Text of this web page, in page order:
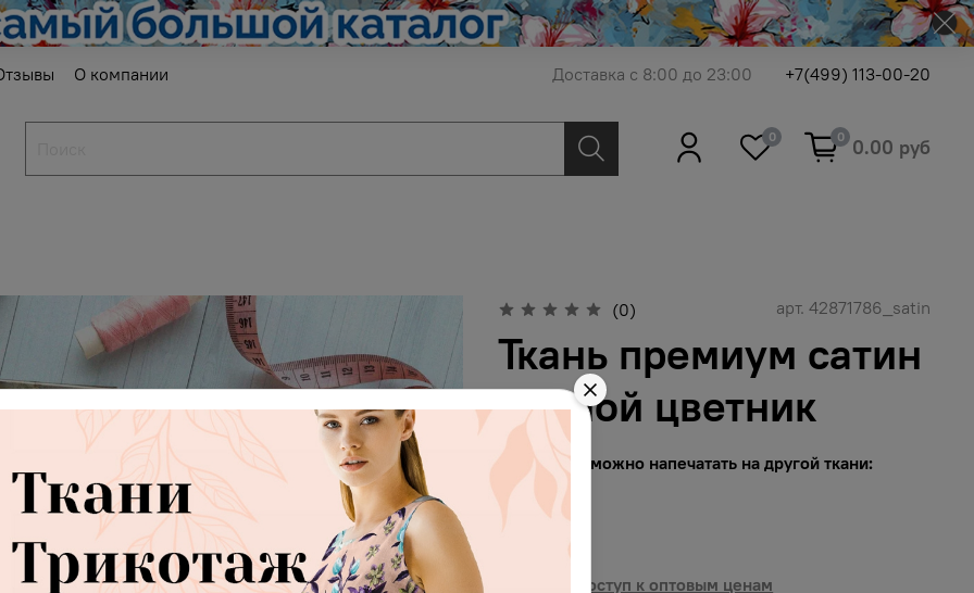
О компании Доставка с 8:00 до 23:00 +7(499) 113-00-20
0 0 0.00 руб
(0) арт. 42871786_satin
Ткань премиум сатин
ночной цветник
Этот принт можно напечатать на другой ткани:
Ткань
Получить доступ к оптовым ценам